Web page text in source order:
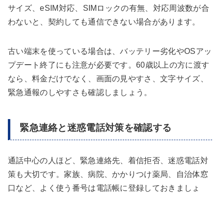
サイズ、eSIM対応、SIMロックの有無、対応周波数が合
わないと、契約しても通信できない場合があります。
古い端末を使っている場合は、バッテリー劣化やOSアッ
プデート終了にも注意が必要です。60歳以上の方に渡す
なら、料金だけでなく、画面の見やすさ、文字サイズ、
緊急通報のしやすさも確認しましょう。
緊急連絡と迷惑電話対策を確認する
通話中心の人ほど、緊急連絡先、着信拒否、迷惑電話対
策も大切です。家族、病院、かかりつけ薬局、自治体窓
口など、よく使う番号は電話帳に登録しておきましょ